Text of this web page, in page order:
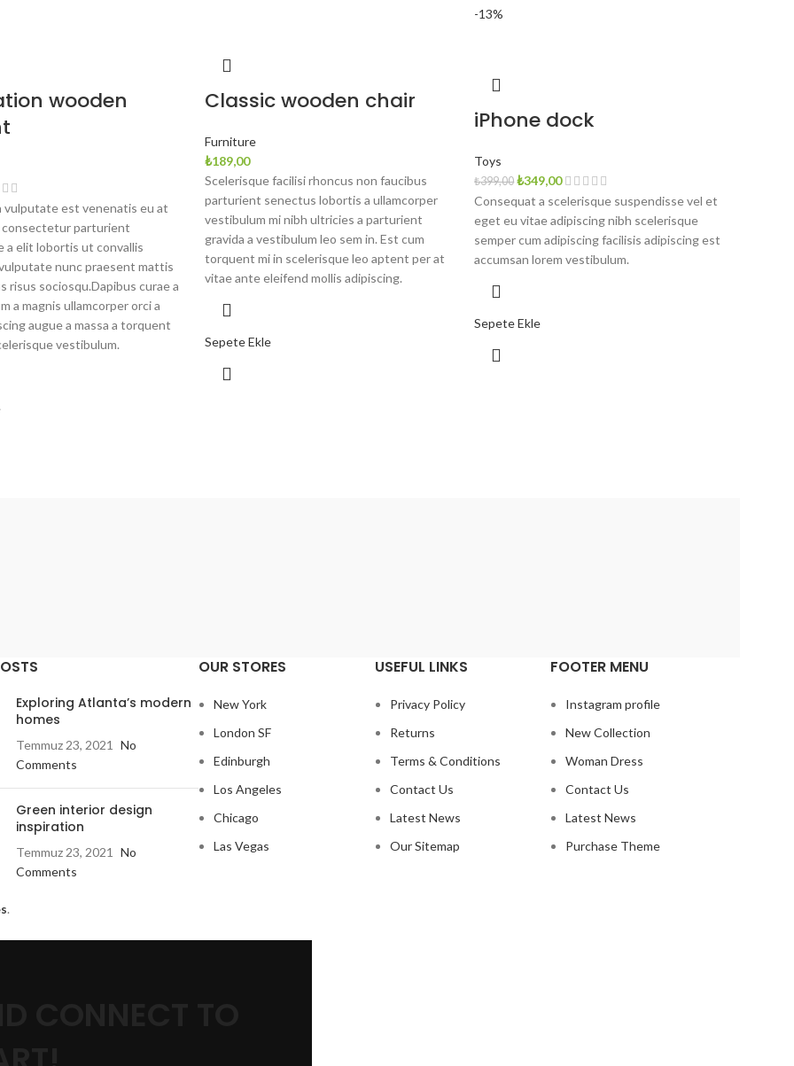
wooden
vulputate est venenatis eu at
consectetur parturient
a elit lobortis ut convallis
nunc praesent mattis
risus sociosqu.Dapibus curae a
a magnis ullamcorper orci a
augue a massa a torquent
vestibulum.
Classic wooden chair
Furniture
₺189,00
Scelerisque facilisi rhoncus non faucibus
parturient senectus lobortis a ullamcorper
vestibulum mi nibh ultricies a parturient
gravida a vestibulum leo sem in. Est cum
torquent mi in scelerisque leo aptent per at
vitae ante eleifend mollis adipiscing.
Sepete Ekle
-13%
iPhone dock
Toys
₺399,00 Orijinal
fiyat:
₺399,00.
₺349,00Şu
andaki
fiyat:
₺349,00.
Consequat a scelerisque suspendisse vel et
eget eu vitae adipiscing nibh scelerisque
semper cum adipiscing facilisis adipiscing est
accumsan lorem vestibulum.
Sepete Ekle
Exploring Atlanta’s modern
homes
Temmuz 23, 2021
No
Comments
Green interior design
inspiration
Temmuz 23, 2021
No
Comments
OUR STORES
New York
London SF
Edinburgh
Los Angeles
Chicago
Las Vegas
USEFUL LINKS
Privacy Policy
Returns
Terms & Conditions
Contact Us
Latest News
Our Sitemap
FOOTER MENU
Instagram profile
New Collection
Woman Dress
Contact Us
Latest News
Purchase Theme
.